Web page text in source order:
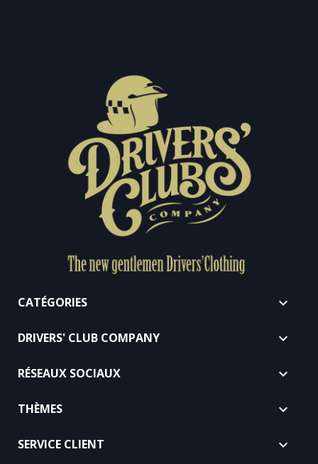
CATÉGORIES 
DRIVERS' CLUB COMPANY 
RÉSEAUX SOCIAUX 
THÈMES 
SERVICE CLIENT 